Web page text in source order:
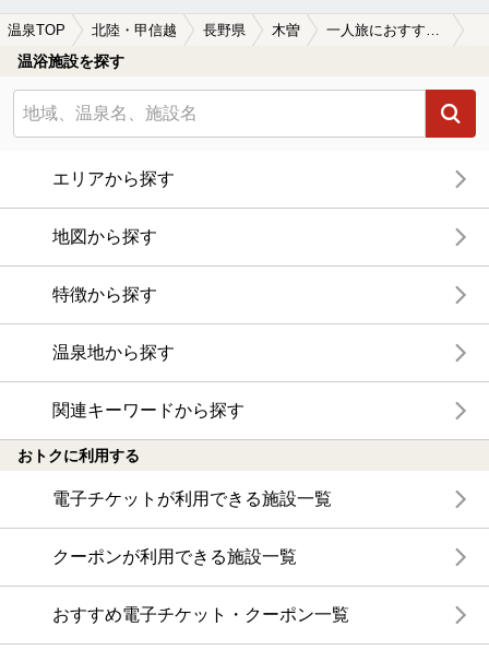
温泉TOP 北陸・甲信越 長野県 木曽 一人旅におすすめの木曽の温泉、日帰り温泉、スーパー銭湯おすすめ
温浴施設を探す
エリアから探す
地図から探す
特徴から探す
温泉地から探す
関連キーワードから探す
おトクに利用する
電子チケットが利用できる施設一覧
クーポンが利用できる施設一覧
おすすめ電子チケット・クーポン一覧